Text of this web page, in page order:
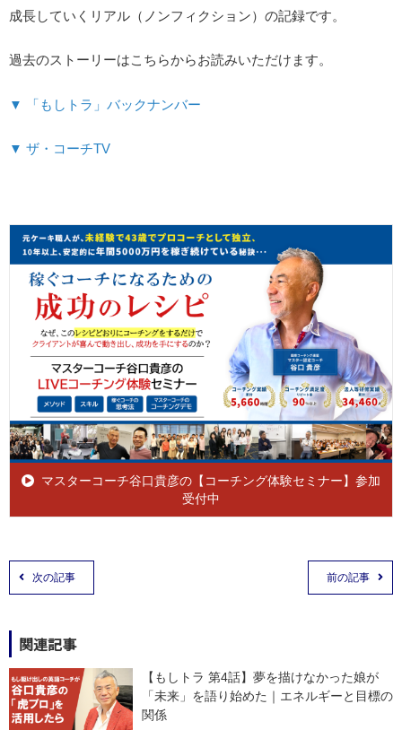
成長していくリアル（ノンフィクション）の記録です。
過去のストーリーはこちらからお読みいただけます。
▼ 「もしトラ」バックナンバー
▼ ザ・コーチTV
マスターコーチ谷口貴彦の【コーチング体験セミナー】参加
受付中
前の記事
次の記事
関連記事
【もしトラ 第4話】夢を描けなかった娘が
「未来」を語り始めた｜エネルギーと目標の
関係